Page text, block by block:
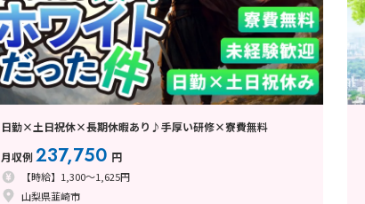
日勤×土日祝休×長期休暇あり♪手厚い研修×寮費無料
月収例237,750 円
【時給】1,300～1,625円
山梨県韮崎市